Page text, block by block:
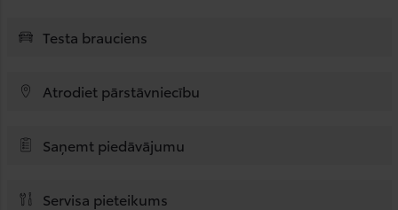
Testa brauciens
Atrodiet pārstāvniecību
Saņemt piedāvājumu
Servisa pieteikums